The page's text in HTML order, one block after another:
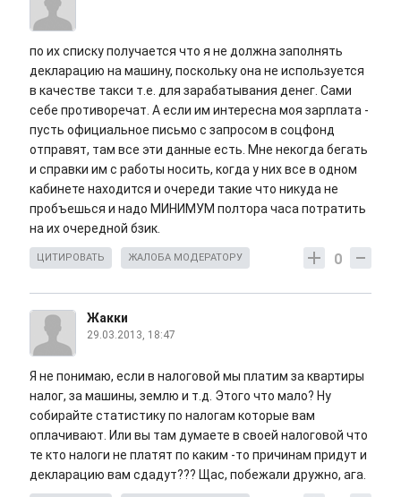
по их списку получается что я не должна заполнять
декларацию на машину, поскольку она не используется
в качестве такси т.е. для зарабатывания денег. Сами
себе противоречат. А если им интересна моя зарплата -
пусть официальное письмо с запросом в соцфонд
отправят, там все эти данные есть. Мне некогда бегать
и справки им с работы носить, когда у них все в одном
кабинете находится и очереди такие что никуда не
пробъешься и надо МИНИМУМ полтора часа потратить
на их очередной бзик.
0
ЦИТИРОВАТЬ ЖАЛОБА МОДЕРАТОРУ
Жакки
29.03.2013, 18:47
Я не понимаю, если в налоговой мы платим за квартиры
налог, за машины, землю и т.д. Этого что мало? Ну
собирайте статистику по налогам которые вам
оплачивают. Или вы там думаете в своей налоговой что
те кто налоги не платят по каким -то причинам придут и
декларацию вам сдадут??? Щас, побежали дружно, ага.